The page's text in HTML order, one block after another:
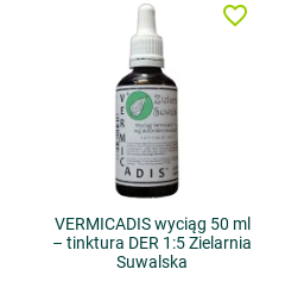
VERMICADIS wyciąg 50 ml
– tinktura DER 1:5 Zielarnia
Suwalska
favorite_border